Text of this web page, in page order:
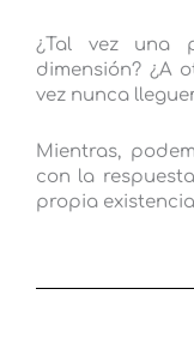
¿Tal vez una
dimensión? ¿A
vez nunca
Mientras,
con la
propia